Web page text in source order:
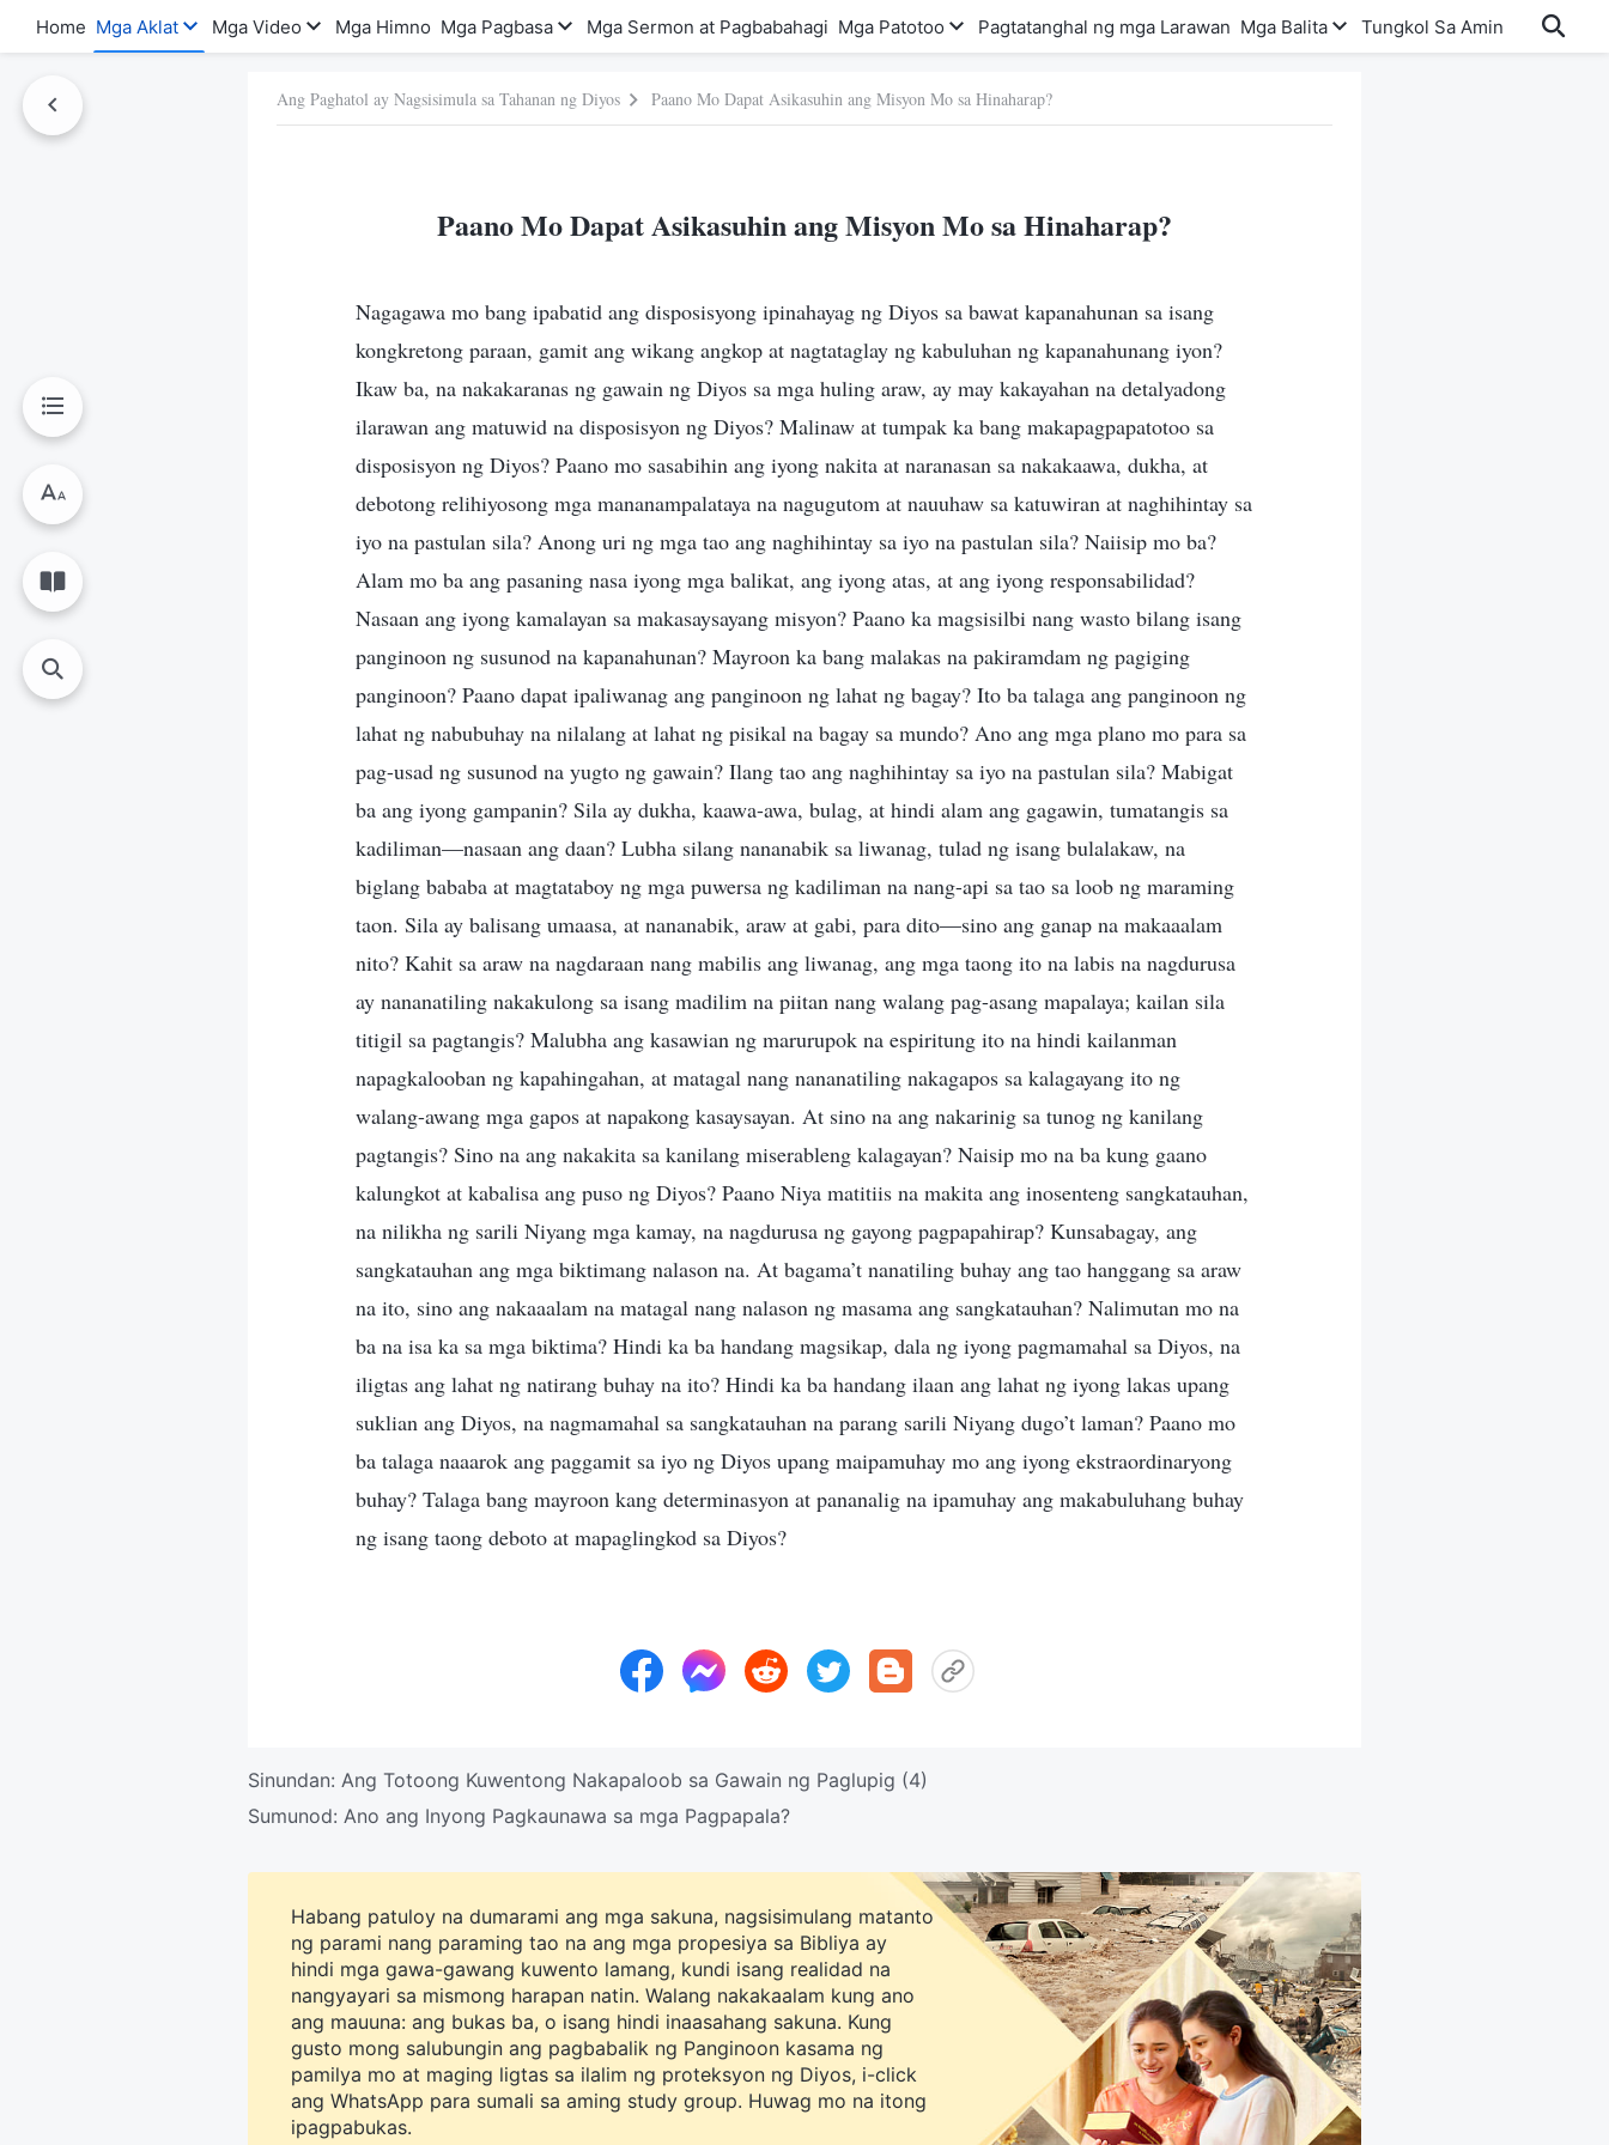
Home Mga Aklat Mga Video Mga Himno Mga Pagbasa Mga Sermon at Pagbabahagi Mga Patotoo Pagtatanghal ng mga Larawan Mga Balita Tungkol Sa Amin
Ang Paghatol ay Nagsisimula sa Tahanan ng Diyos Paano Mo Dapat Asikasuhin ang Misyon Mo sa Hinaharap?
Paano Mo Dapat Asikasuhin ang Misyon Mo sa Hinaharap?
Nagagawa mo bang ipabatid ang disposisyong ipinahayag ng Diyos sa bawat kapanahunan sa isang
kongkretong paraan, gamit ang wikang angkop at nagtataglay ng kabuluhan ng kapanahunang iyon?
Ikaw ba, na nakakaranas ng gawain ng Diyos sa mga huling araw, ay may kakayahan na detalyadong
ilarawan ang matuwid na disposisyon ng Diyos? Malinaw at tumpak ka bang makapagpapatotoo sa
disposisyon ng Diyos? Paano mo sasabihin ang iyong nakita at naranasan sa nakakaawa, dukha, at
debotong relihiyosong mga mananampalataya na nagugutom at nauuhaw sa katuwiran at naghihintay sa
iyo na pastulan sila? Anong uri ng mga tao ang naghihintay sa iyo na pastulan sila? Naiisip mo ba?
Alam mo ba ang pasaning nasa iyong mga balikat, ang iyong atas, at ang iyong responsabilidad?
Nasaan ang iyong kamalayan sa makasaysayang misyon? Paano ka magsisilbi nang wasto bilang isang
panginoon ng susunod na kapanahunan? Mayroon ka bang malakas na pakiramdam ng pagiging
panginoon? Paano dapat ipaliwanag ang panginoon ng lahat ng bagay? Ito ba talaga ang panginoon ng
lahat ng nabubuhay na nilalang at lahat ng pisikal na bagay sa mundo? Ano ang mga plano mo para sa
pag-usad ng susunod na yugto ng gawain? Ilang tao ang naghihintay sa iyo na pastulan sila? Mabigat
ba ang iyong gampanin? Sila ay dukha, kaawa-awa, bulag, at hindi alam ang gagawin, tumatangis sa
kadiliman—nasaan ang daan? Lubha silang nananabik sa liwanag, tulad ng isang bulalakaw, na
biglang bababa at magtataboy ng mga puwersa ng kadiliman na nang-api sa tao sa loob ng maraming
taon. Sila ay balisang umaasa, at nananabik, araw at gabi, para dito—sino ang ganap na makaaalam
nito? Kahit sa araw na nagdaraan nang mabilis ang liwanag, ang mga taong ito na labis na nagdurusa
ay nananatiling nakakulong sa isang madilim na piitan nang walang pag-asang mapalaya; kailan sila
titigil sa pagtangis? Malubha ang kasawian ng marurupok na espiritung ito na hindi kailanman
napagkalooban ng kapahingahan, at matagal nang nananatiling nakagapos sa kalagayang ito ng
walang-awang mga gapos at napakong kasaysayan. At sino na ang nakarinig sa tunog ng kanilang
pagtangis? Sino na ang nakakita sa kanilang miserableng kalagayan? Naisip mo na ba kung gaano
kalungkot at kabalisa ang puso ng Diyos? Paano Niya matitiis na makita ang inosenteng sangkatauhan,
na nilikha ng sarili Niyang mga kamay, na nagdurusa ng gayong pagpapahirap? Kunsabagay, ang
sangkatauhan ang mga biktimang nalason na. At bagama’t nanatiling buhay ang tao hanggang sa araw
na ito, sino ang nakaaalam na matagal nang nalason ng masama ang sangkatauhan? Nalimutan mo na
ba na isa ka sa mga biktima? Hindi ka ba handang magsikap, dala ng iyong pagmamahal sa Diyos, na
iligtas ang lahat ng natirang buhay na ito? Hindi ka ba handang ilaan ang lahat ng iyong lakas upang
suklian ang Diyos, na nagmamahal sa sangkatauhan na parang sarili Niyang dugo’t laman? Paano mo
ba talaga naaarok ang paggamit sa iyo ng Diyos upang maipamuhay mo ang iyong ekstraordinaryong
buhay? Talaga bang mayroon kang determinasyon at pananalig na ipamuhay ang makabuluhang buhay
ng isang taong deboto at mapaglingkod sa Diyos?
Sinundan: Ang Totoong Kuwentong Nakapaloob sa Gawain ng Paglupig (4)
Sumunod: Ano ang Inyong Pagkaunawa sa mga Pagpapala?
Habang patuloy na dumarami ang mga sakuna, nagsisimulang matanto
ng parami nang paraming tao na ang mga propesiya sa Bibliya ay
hindi mga gawa-gawang kuwento lamang, kundi isang realidad na
nangyayari sa mismong harapan natin. Walang nakakaalam kung ano
ang mauuna: ang bukas ba, o isang hindi inaasahang sakuna. Kung
gusto mong salubungin ang pagbabalik ng Panginoon kasama ng
pamilya mo at maging ligtas sa ilalim ng proteksyon ng Diyos, i-click
ang WhatsApp para sumali sa aming study group. Huwag mo na itong
ipagpabukas.